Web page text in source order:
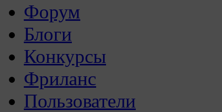
Форум
Блоги
Конкурсы
Фриланс
Пользователи